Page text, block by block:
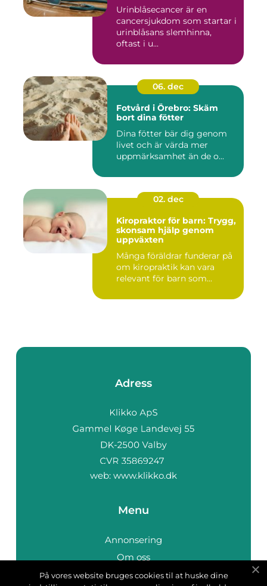
Urinblåsecancer är en
cancersjukdom som startar i
urinblåsans slemhinna,
oftast i u...
06. dec
Fotvård i Örebro: Skäm
bort dina fötter
Dina fötter bär dig genom
livet och är värda mer
uppmärksamhet än de o...
02. dec
Kiropraktor för barn: Trygg,
skonsam hjälp genom
uppväxten
Många föräldrar funderar på
om kiropraktik kan vara
relevant för barn som...
Adress
web: www.klikko.dk
Menu
Annonsering
Om oss
Cookies
På vores website bruges cookies til at huske dine